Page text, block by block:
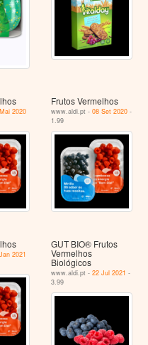
2020
Frutos Vermelhos
www.aldi.pt -08 Set 2020 -
1.99
2021
GUT BIO® Frutos
Vermelhos
Biológicos
www.aldi.pt -22 Jul 2021 -
3.99